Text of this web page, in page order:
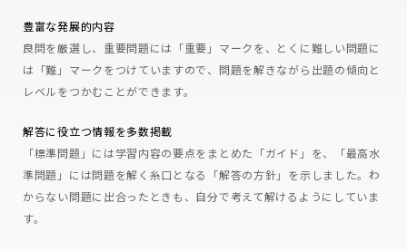
豊富な発展的内容
良問を厳選し、重要問題には「重要」マークを、とくに難しい問題に
は「難」マークをつけていますので、問題を解きながら出題の傾向と
レベルをつかむことができます。
解答に役立つ情報を多数掲載
「標準問題」には学習内容の要点をまとめた「ガイド」を、「最高水
準問題」には問題を解く糸口となる「解答の方針」を示しました。わ
からない問題に出合ったときも、自分で考えて解けるようにしていま
す。